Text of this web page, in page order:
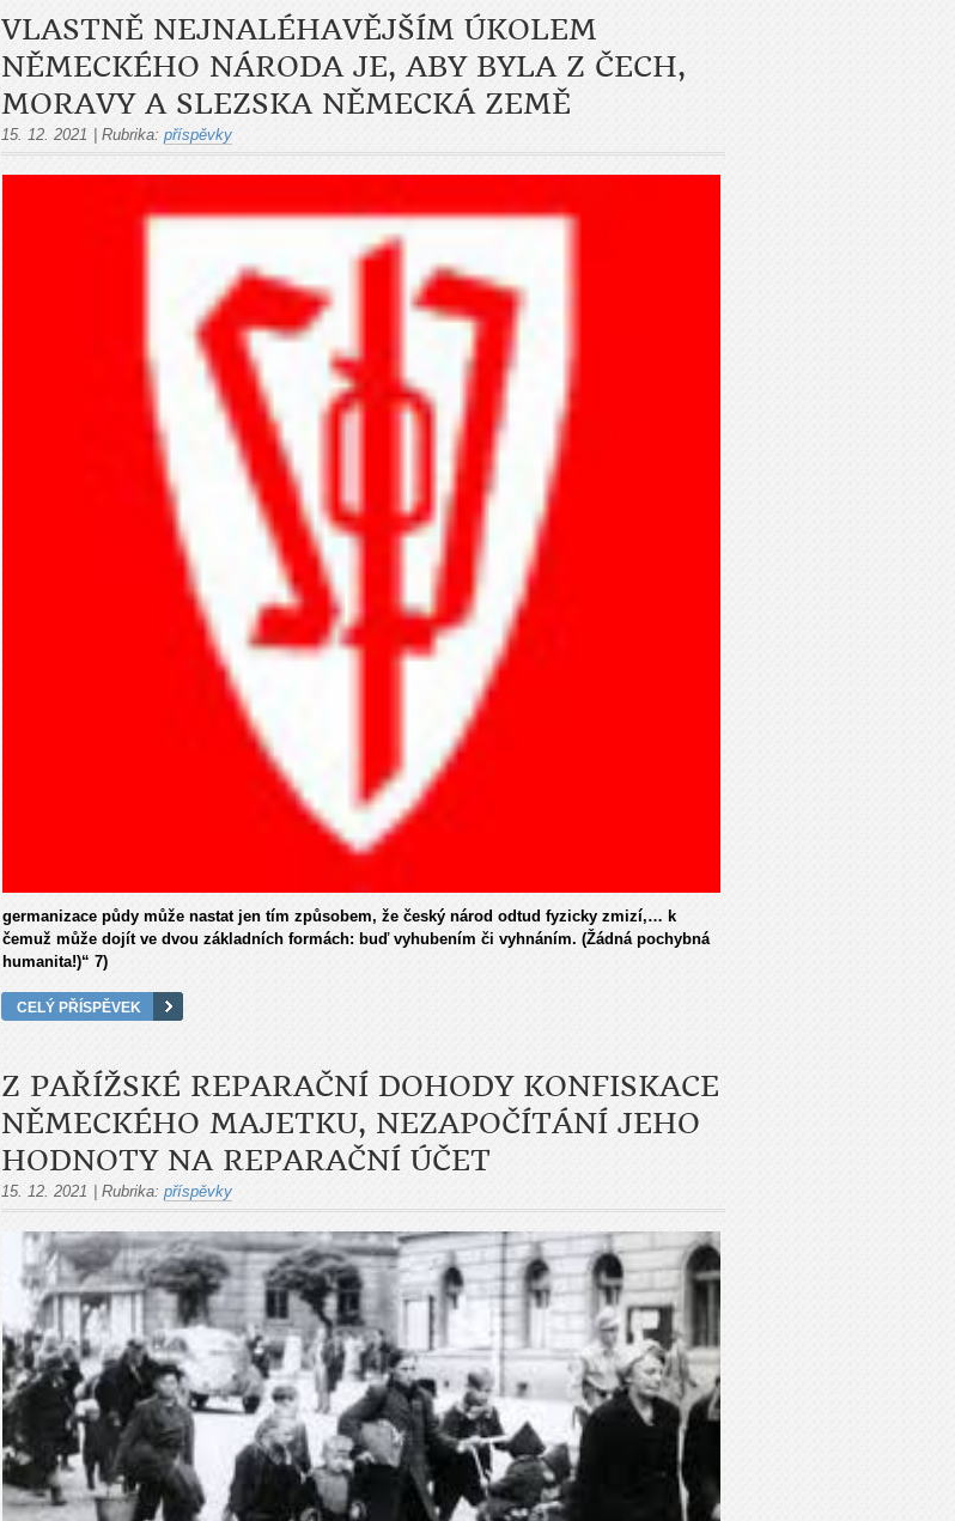
VLASTNĚ NEJNALÉHAVĚJŠÍM ÚKOLEM
NĚMECKÉHO NÁRODA JE, ABY BYLA Z ČECH,
MORAVY A SLEZSKA NĚMECKÁ ZEMĚ
15. 12. 2021 Rubrika: příspěvky
germanizace půdy může nastat jen tím způsobem, že český národ odtud fyzicky zmizí,… k
čemuž může dojít ve dvou základních formách: buď vyhubením či vyhnáním. (Žádná pochybná
humanita!)“ 7)
CELÝ PŘÍSPĚVEK
Z PAŘÍŽSKÉ REPARAČNÍ DOHODY KONFISKACE
NĚMECKÉHO MAJETKU, NEZAPOČÍTÁNÍ JEHO
HODNOTY NA REPARAČNÍ ÚČET
15. 12. 2021 Rubrika: příspěvky